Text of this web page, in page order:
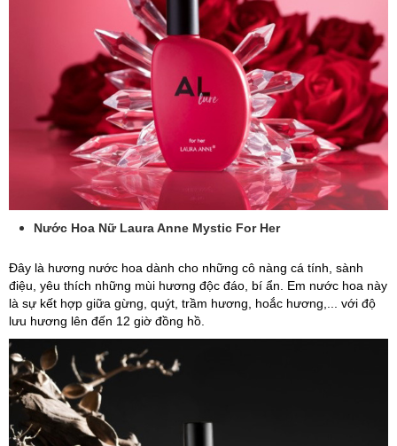
Nước Hoa Nữ Laura Anne Mystic For Her
Đây là hương nước hoa dành cho những cô nàng cá tính, sành
điệu, yêu thích những mùi hương độc đáo, bí ẩn. Em nước hoa này
là sự kết hợp giữa gừng, quýt, trầm hương, hoắc hương,... với độ
lưu hương lên đến 12 giờ đồng hồ.